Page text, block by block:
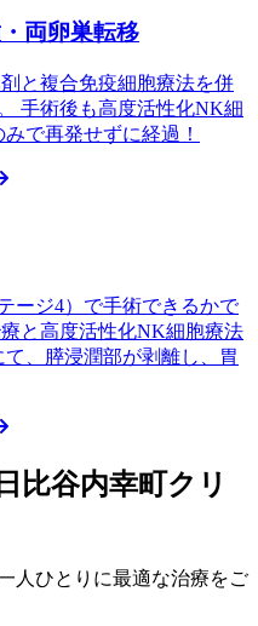
両卵巣転移
と複合免疫細胞療法を併
手術後も高度活性化NK細
で再発せずに経過！
ージ4）で手術できるかで
と高度活性化NK細胞療法
、膵浸潤部が剥離し、胃
比谷内幸町クリ
人ひとりに最適な治療をご